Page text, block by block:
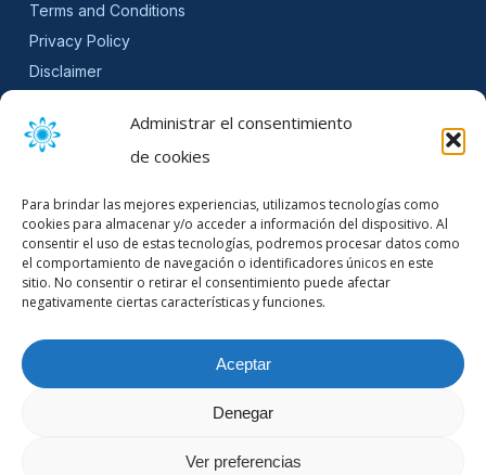
Administrar el consentimiento
de cookies
Para brindar las mejores experiencias, utilizamos tecnologías como
cookies para almacenar y/o acceder a información del dispositivo. Al
consentir el uso de estas tecnologías, podremos procesar datos como
el comportamiento de navegación o identificadores únicos en este
sitio. No consentir o retirar el consentimiento puede afectar
negativamente ciertas características y funciones.
Aceptar
Denegar
Ver preferencias
Terms and Conditions
Privacy Policy
Disclaimer
Cookie Policy (EU)
Get software updates and practical tips.
Email Address